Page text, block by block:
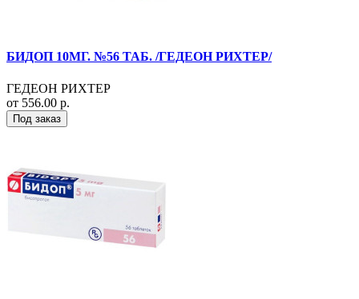
БИДОП 10МГ. №56 ТАБ. /ГЕДЕОН РИХТЕР/
ГЕДЕОН РИХТЕР
от 556.00 р.
Под заказ